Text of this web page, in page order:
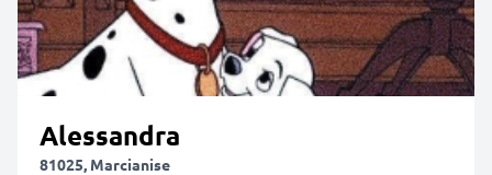
Alessandra
81025, Marcianise